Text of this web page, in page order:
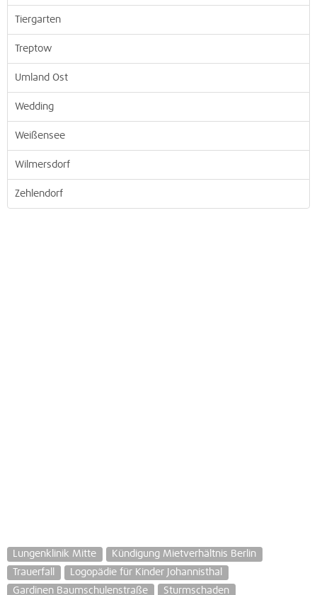
Tiergarten
Treptow
Umland Ost
Wedding
Weißensee
Wilmersdorf
Zehlendorf
Lungenklinik Mitte
Kündigung Mietverhältnis Berlin
Trauerfall
Logopädie für Kinder Johannisthal
Gardinen Baumschulenstraße
Sturmschaden